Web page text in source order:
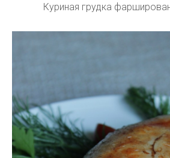
Куриная грудка